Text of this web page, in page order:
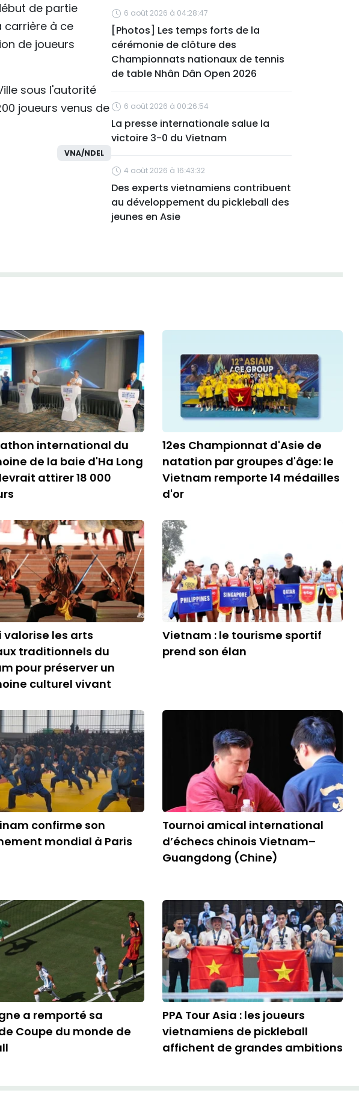
de partie
carrière à ce
de joueurs
sous l'autorité
joueurs venus de
VNA/NDEL
6 août 2026 à 04:28:47
[Photos] Les temps forts de la
cérémonie de clôture des
Championnats nationaux de tennis
de table Nhân Dân Open 2026
6 août 2026 à 00:26:54
La presse internationale salue la
victoire 3-0 du Vietnam
4 août 2026 à 16:43:32
Des experts vietnamiens contribuent
au développement du pickleball des
jeunes en Asie
international du
de la baie d'Ha Long
attirer 18 000
12es Championnat d'Asie de
natation par groupes d'âge: le
Vietnam remporte 14 médailles
d'or
valorise les arts
traditionnels du
pour préserver un
culturel vivant
Vietnam : le tourisme sportif
prend son élan
confirme son
mondial à Paris
Tournoi amical international
d’échecs chinois Vietnam–
Guangdong (Chine)
a remporté sa
Coupe du monde de
PPA Tour Asia : les joueurs
vietnamiens de pickleball
affichent de grandes ambitions